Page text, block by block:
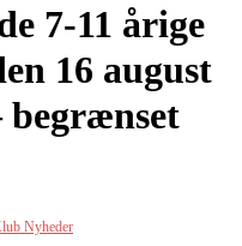
7-11 årige
16 august
Nyheder